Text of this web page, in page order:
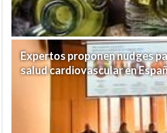
Expertos proponen nudges
salud cardiovascular en